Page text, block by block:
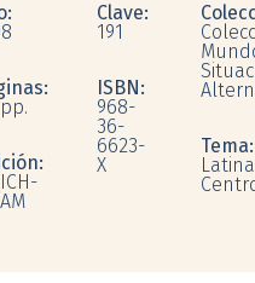
Clave:
191
ISBN:
968-
36-
6623-
X